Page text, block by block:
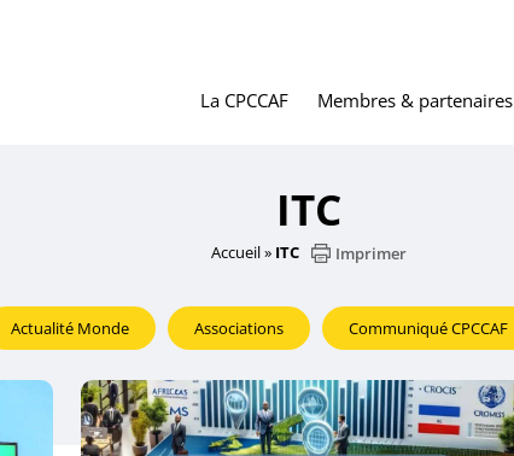
La CPCCAF Membres & partenaires
ITC
Accueil» ITC Imprimer
Actualité Monde Associations Communiqué CPCCAF